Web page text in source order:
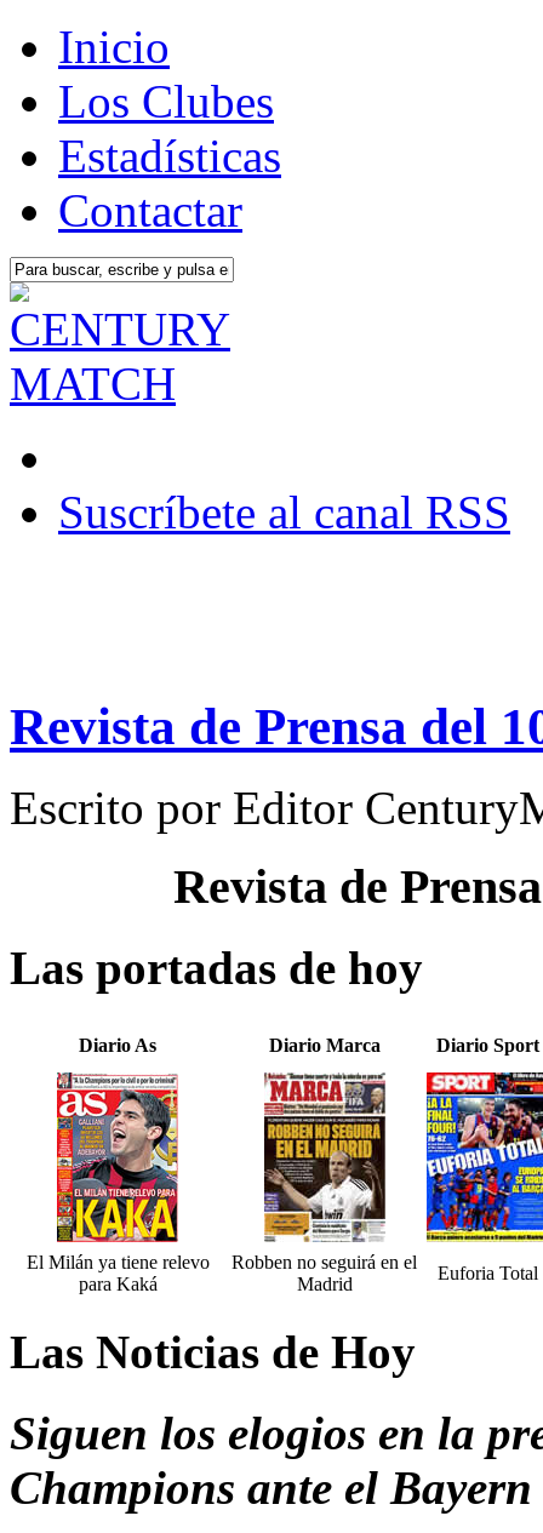
Inicio
Los Clubes
Estadísticas
Contactar
Suscríbete al canal RSS
Revista de Prensa del
Escrito por Editor
Revista de
Las portadas de hoy
Diario As Diario Marca Diario Sport
El Milán ya tiene relevo
para Kaká
Robben no seguirá en el
Madrid
Euforia Total
Las Noticias de Hoy
Siguen los elogios en la
Champions ante el Bayern